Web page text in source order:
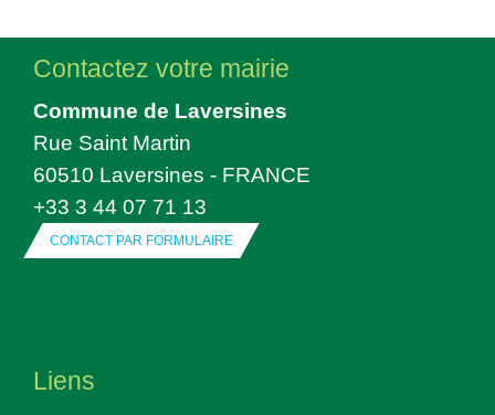
Contactez votre mairie
Commune de Laversines
Rue Saint Martin
60510 Laversines - FRANCE
+33 3 44 07 71 13
CONTACT PAR FORMULAIRE
Liens